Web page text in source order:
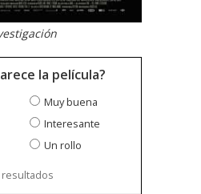
la película?
Muy buena
Interesante
Un rollo